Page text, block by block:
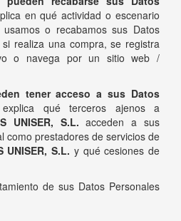
en qué actividad o escenario
o recabamos sus Datos
realiza una compra, se registra
o navega por un sitio web /
tener acceso a sus Datos
qué terceros ajenos a
UNISER, S.L. acceden a sus
como prestadores de servicios de
UNISER, S.L. y qué cesiones de
de sus Datos Personales